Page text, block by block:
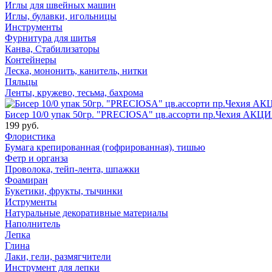
Иглы для швейных машин
Иглы, булавки, игольницы
Инструменты
Фурнитура для шитья
Канва, Стабилизаторы
Контейнеры
Леска, мононить, канитель, нитки
Пяльцы
Ленты, кружево, тесьма, бахрома
Бисер 10/0 упак 50гр. "PRECIOSA" цв.ассорти пр.Чехия
199 руб.
Флористика
Бумага крепированная (гофрированная), тишью
Фетр и органза
Проволока, тейп-лента, шпажки
Фоамиран
Букетики, фрукты, тычинки
Иструменты
Натуральные декоративные материалы
Наполнитель
Лепка
Глина
Лаки, гели, размягчители
Инструмент для лепки